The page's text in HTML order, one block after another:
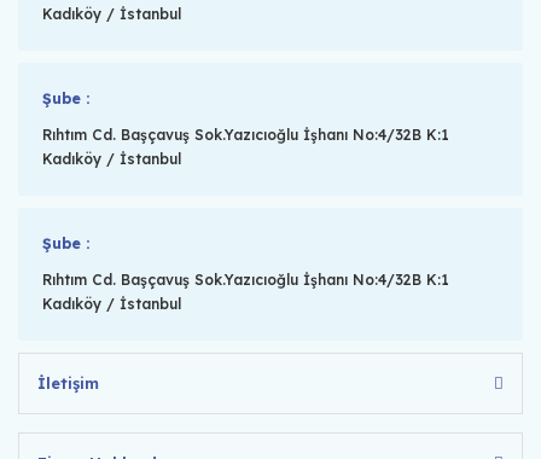
Kadıköy / İstanbul
Şube :
Rıhtım Cd. Başçavuş Sok.Yazıcıoğlu İşhanı No:4/32B K:1
Kadıköy / İstanbul
Şube :
Rıhtım Cd. Başçavuş Sok.Yazıcıoğlu İşhanı No:4/32B K:1
Kadıköy / İstanbul
İletişim